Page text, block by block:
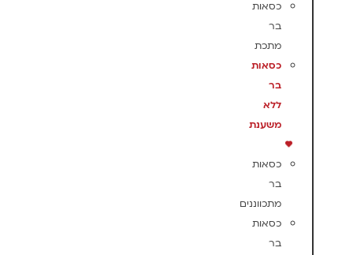
כסאות
בר
מתכת
כסאות
בר
ללא
משענת
כסאות
בר
מתכווננים
כסאות
בר